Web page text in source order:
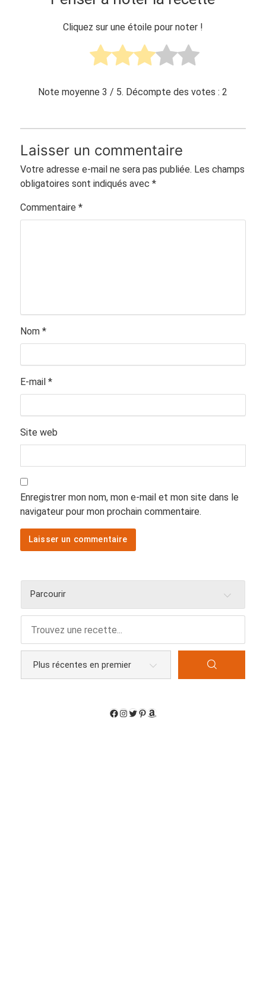
Cliquez sur une étoile pour noter !
Note moyenne3 / 5. Décompte des votes :2
Laisser un commentaire
Votre adresse e-mail ne sera pas publiée. Les champs
obligatoires sont indiqués avec *
Commentaire *
Nom *
E-mail *
Site web
Enregistrer mon nom, mon e-mail et mon site dans le
navigateur pour mon prochain commentaire.
Parcourir